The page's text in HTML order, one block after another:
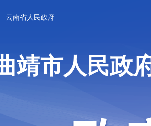
云南省人民政府
靖市人民政